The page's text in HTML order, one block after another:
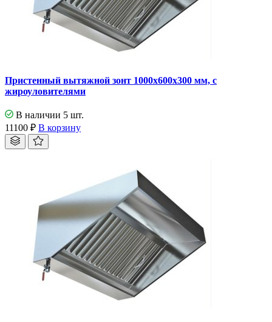
Пристенный вытяжной зонт 1000х600х300 мм, с
жироуловителями
В наличии 5 шт.
11100 ₽ В корзину